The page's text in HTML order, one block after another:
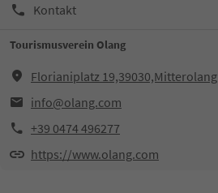
Kontakt
Tourismusverein Olang
Florianiplatz 19,39030,Mitterolang
info@olang.com
+39 0474 496277
https://www.olang.com